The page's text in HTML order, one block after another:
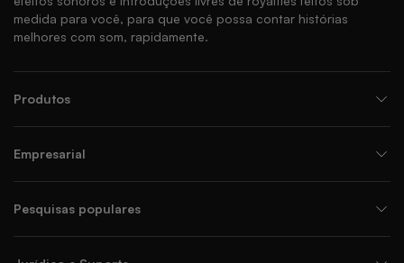
medida para você, para que você possa contar histórias
melhores com som, rapidamente.
Produtos
Empresarial
Pesquisas populares